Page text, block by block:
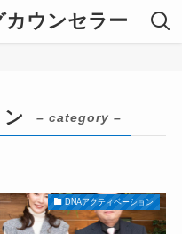
ウンセラー
– category –
DNAアクティベーション